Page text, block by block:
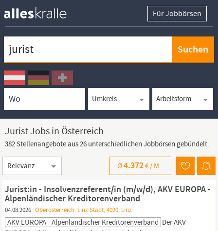
Für Jobbörsen
Ortssuche
Umkreissuche
Arbeitsform
Jurist Jobs in Österreich
382 Stellenangebote aus 26 unterschiedlichen Jobbörsen gebündelt.
Sortierung
Ø4.372€ / M.
Jurist:in - Insolvenzreferent/in (m/w/d), AKV EUROPA -
Alpenländischer Kreditorenverband
04.08.2026 Oberösterreich, Linz Stadt, 4020, Linz
AKV EUROPA - Alpenländischer Kreditorenverband Der AKV